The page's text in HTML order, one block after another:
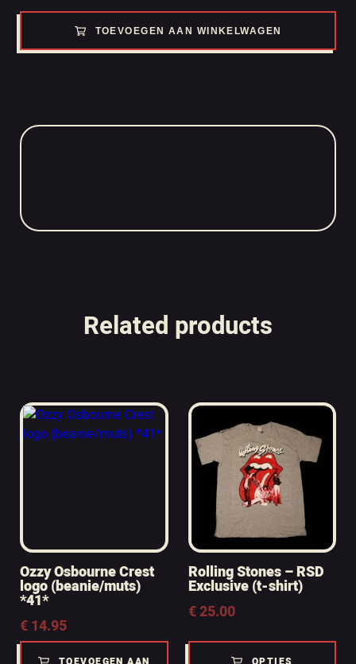
TOEVOEGEN AAN WINKELWAGEN
Related products
Ozzy Osbourne Crest
logo (beanie/muts)
*41*
€14.95
Rolling Stones – RSD
Exclusive (t-shirt)
€25.00